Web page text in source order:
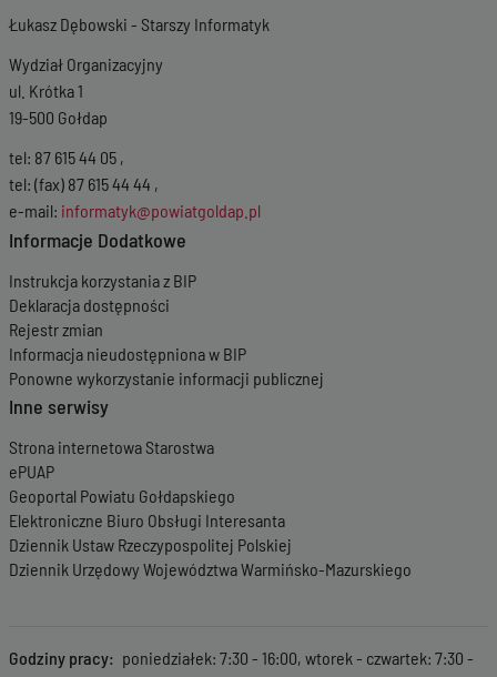
Łukasz Dębowski - Starszy Informatyk
Wydział Organizacyjny
ul. Krótka 1
19-500 Gołdap
tel: 87 615 44 05 ,
tel: (fax) 87 615 44 44 ,
e-mail: informatyk@powiatgoldap.pl
Informacje Dodatkowe
Instrukcja korzystania z BIP
Deklaracja dostępności
Rejestr zmian
Informacja nieudostępniona w BIP
Ponowne wykorzystanie informacji publicznej
Inne serwisy
Strona internetowa Starostwa
ePUAP
Geoportal Powiatu Gołdapskiego
Elektroniczne Biuro Obsługi Interesanta
Dziennik Ustaw Rzeczypospolitej Polskiej
Dziennik Urzędowy Województwa Warmińsko-Mazurskiego
Godziny pracy
poniedziałek: 7:30 - 16:00, wtorek - czwartek: 7:30 -